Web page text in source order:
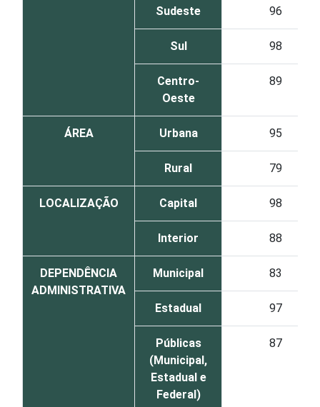
Sudeste 96
Sul 98
Centro-
Oeste
89
ÁREA Urbana 95
Rural 79
LOCALIZAÇÃO Capital 98
Interior 88
DEPENDÊNCIA
ADMINISTRATIVA
Municipal 83
Estadual 97
Públicas
(Municipal,
Estadual e
Federal)
87